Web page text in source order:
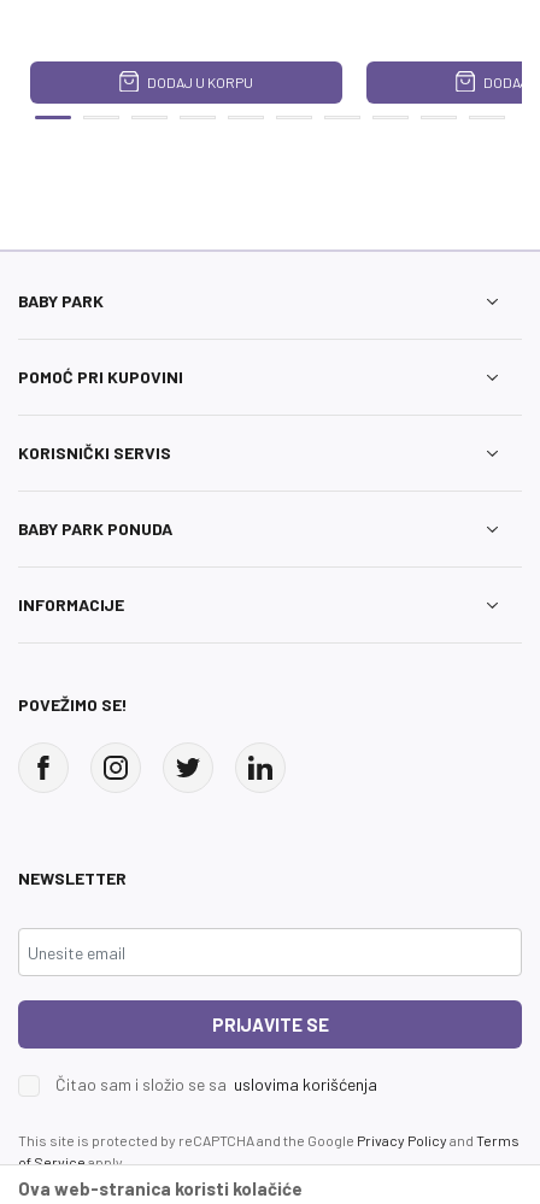
DODAJ U KORPU DODAJ
BABY PARK
POMOĆ PRI KUPOVINI
KORISNIČKI SERVIS
BABY PARK PONUDA
INFORMACIJE
POVEŽIMO SE!
NEWSLETTER
PRIJAVITE SE
Čitao sam i složio se sa uslovima korišćenja
This site is protected by reCAPTCHA and the Google Privacy Policy and Terms
of Serviceapply.
Ova web-stranica koristi kolačiće